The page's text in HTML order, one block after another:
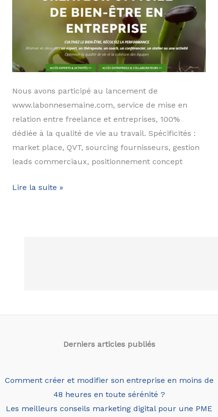
Nous avons participé au lancement de
www.labonnesemaine.com, service de mise en
relation entre freelance et entreprises, 100%
dédiée à la qualité de vie au travail. Spécificités :
market place, QVT, sourcing fournisseurs, gestion
leads commerciaux, positionnement concept
Lancement
Lire la suite »
Derniers articles publiés
Comment créer et modifier son entreprise en moins de
48 heures en toute sérénité ?
Les meilleurs conseils marketing digital pour une PME